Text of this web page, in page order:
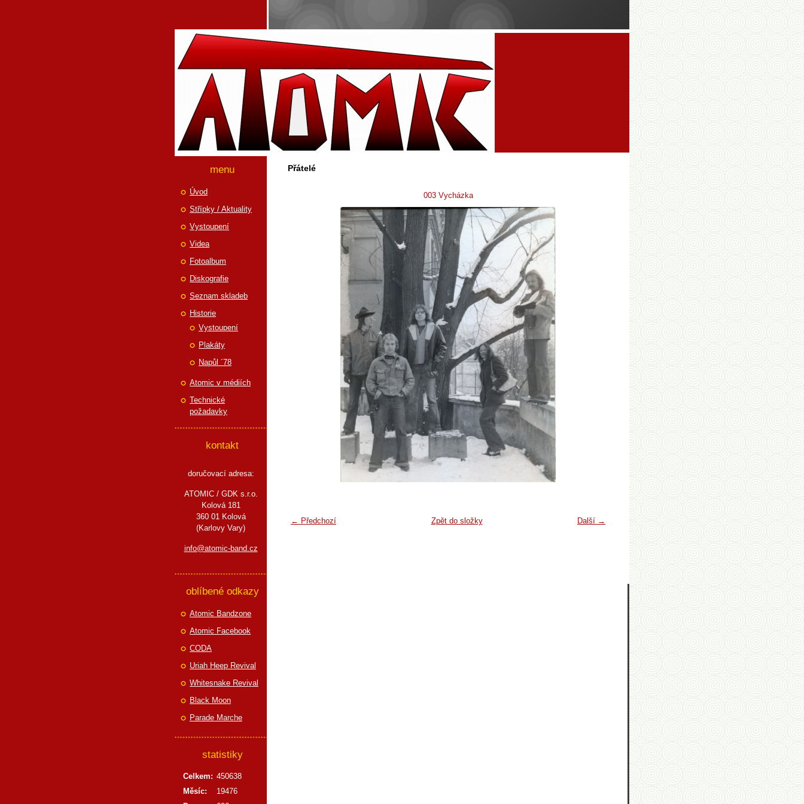
Přátelé
003 Vycházka
← Předchozí Další →
Zpět do složky
menu
Úvod
Střípky / Aktuality
Vystoupení
Videa
Fotoalbum
Diskografie
Seznam skladeb
Historie
Vystoupení
Plakáty
Napůl ´78
Atomic v médiích
Technické
požadavky
kontakt
doručovací adresa:
ATOMIC / GDK s.r.o.
Kolová 181
360 01 Kolová
(Karlovy Vary)
info@atomic-band.cz
oblíbené odkazy
Atomic Bandzone
Atomic Facebook
CODA
Uriah Heep Revival
Whitesnake Revival
Black Moon
Parade Marche
statistiky
Celkem: 450638
Měsíc:
19476